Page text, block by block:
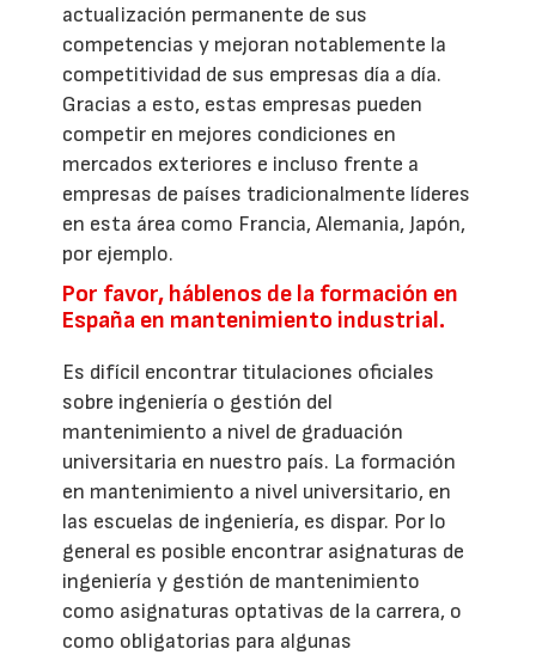
actualización permanente de sus
competencias y mejoran notablemente la
competitividad de sus empresas día a día.
Gracias a esto, estas empresas pueden
competir en mejores condiciones en
mercados exteriores e incluso frente a
empresas de países tradicionalmente líderes
en esta área como Francia, Alemania, Japón,
por ejemplo.
Por favor, háblenos de la formación en
España en mantenimiento industrial.
Es difícil encontrar titulaciones oficiales
sobre ingeniería o gestión del
mantenimiento a nivel de graduación
universitaria en nuestro país. La formación
en mantenimiento a nivel universitario, en
las escuelas de ingeniería, es dispar. Por lo
general es posible encontrar asignaturas de
ingeniería y gestión de mantenimiento
como asignaturas optativas de la carrera, o
como obligatorias para algunas